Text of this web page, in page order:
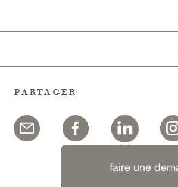
partager
faire une